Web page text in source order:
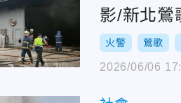
影/新北
火警 鶯歌
2026/06/06